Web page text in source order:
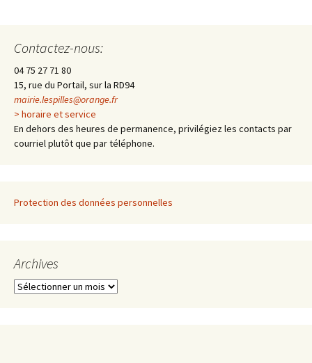
articles
Contactez-nous:
04 75 27 71 80
15, rue du Portail, sur la RD94
mairie.lespilles@orange.fr
> horaire et service
En dehors des heures de permanence, privilégiez les contacts par
courriel plutôt que par téléphone.
Protection des données personnelles
Archives
A